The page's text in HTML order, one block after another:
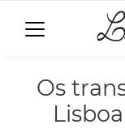
Os